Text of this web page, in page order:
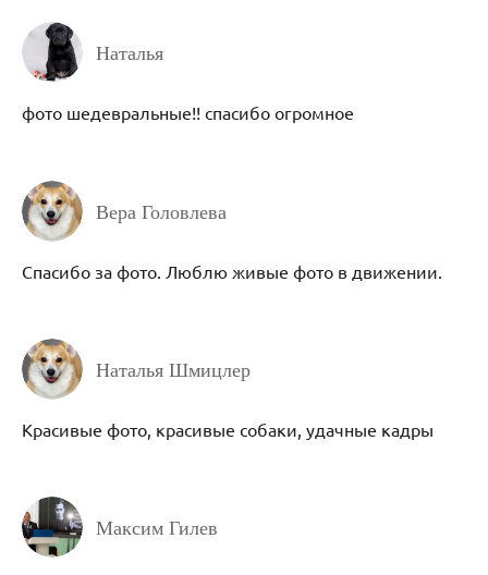
Наталья
фото шедевральные!! спасибо огромное
Вера Головлева
Спасибо за фото. Люблю живые фото в движении.
Наталья Шмицлер
Красивые фото, красивые собаки, удачные кадры
Максим Гилев